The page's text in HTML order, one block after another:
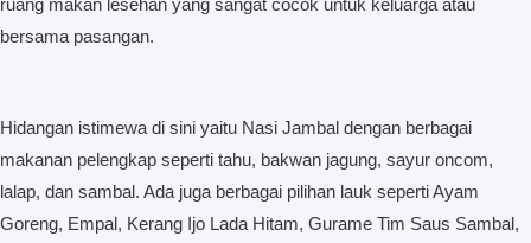
ruang makan lesehan yang sangat cocok untuk keluarga atau
bersama pasangan.
Hidangan istimewa di sini yaitu Nasi Jambal dengan berbagai
makanan pelengkap seperti tahu, bakwan jagung, sayur oncom,
lalap, dan sambal. Ada juga berbagai pilihan lauk seperti Ayam
Goreng, Empal, Kerang Ijo Lada Hitam, Gurame Tim Saus Sambal,